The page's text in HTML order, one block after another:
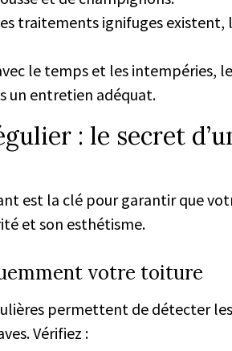
traitements ignifuges existent,
le temps et les intempéries,
un entretien adéquat.
: le secret
est la clé pour garantir que
et son esthétisme.
votre toiture
permettent de détecter
Vérifiez :